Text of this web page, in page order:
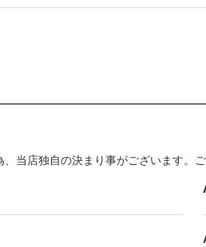
、当店独自の決まり事がございます。